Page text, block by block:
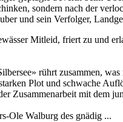
sondern nach der
und sein Verfolger,
Mitleid, friert zu und
rührt zusammen, was
Plot und schwache
Zusammenarbeit mit dem
Ole Walburg des gnädig ...